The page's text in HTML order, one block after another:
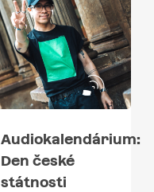
Audiokalendárium:
Den české
státnosti